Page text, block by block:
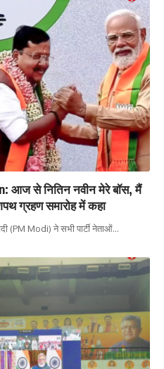
आज से नितिन नवीन मेरे बॉस, मैं
ग्रहण समारोह में कहा
(PM Modi) ने सभी पार्टी नेताओं…